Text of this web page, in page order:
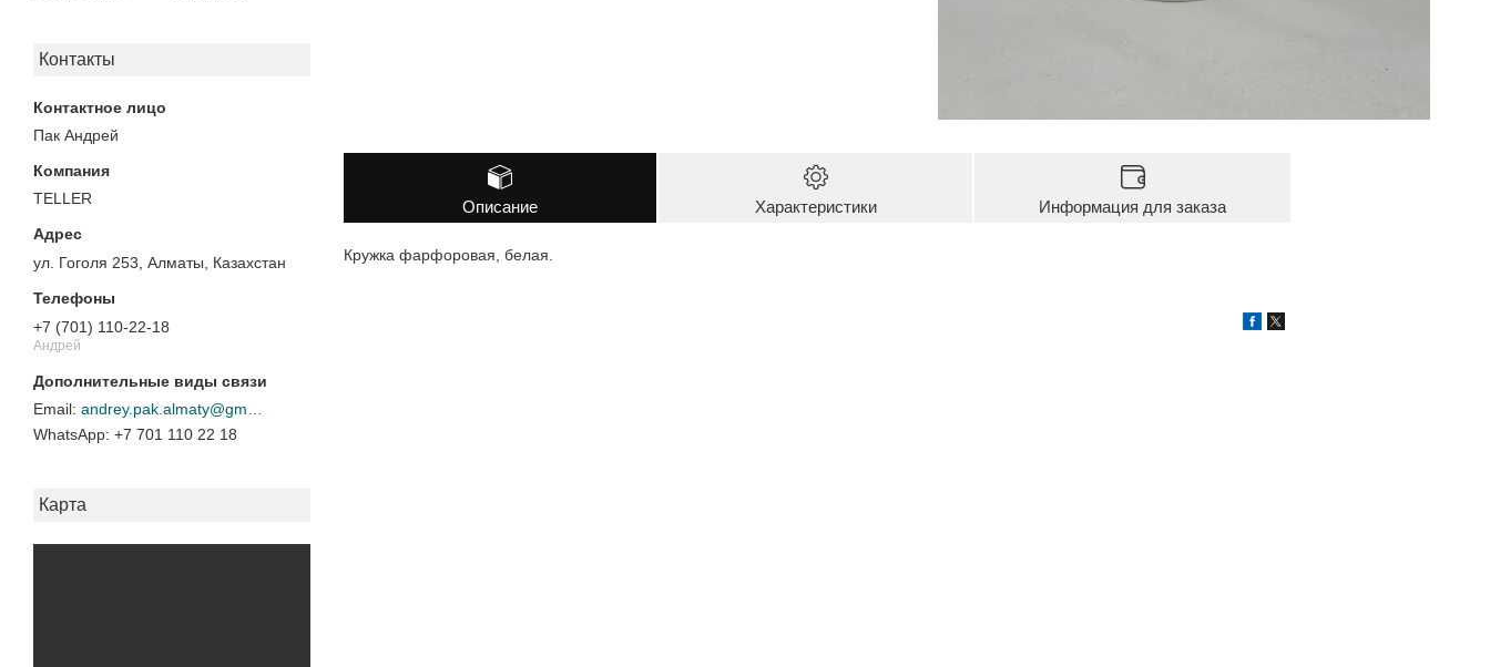
Контакты
Пак Андрей
TELLER
ул. Гоголя 253, Алматы, Казахстан
+7 (701) 110-22-18
Андрей
+7 701 110 22 18
Карта
Описание Характеристики Информация для заказа
Кружка фарфоровая, белая.